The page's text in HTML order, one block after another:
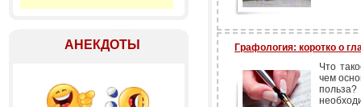
АНЕКДОТЫ
Графология: коротко о
Что
чем